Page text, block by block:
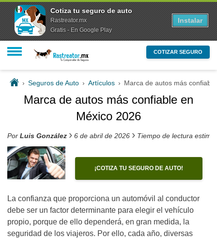
COTIZAR SEGURO
› Seguros de Auto › Artículos › Marca de autos más
Marca de autos más confiable en
México 2026
Por Luis González › 6 de abril de 2026 › Tiempo de lectura
¡COTIZA TU SEGURO DE AUTO!
La confianza que proporciona un automóvil al conductor
debe ser un factor determinante para elegir el vehículo
propio, porque de ello dependerá, en gran medida, la
seguridad de los viajeros. Por ello, cada año, diversas
Cotiza tu seguro de auto
Rastreator.mx
Gratis - En Google Play
Instalar